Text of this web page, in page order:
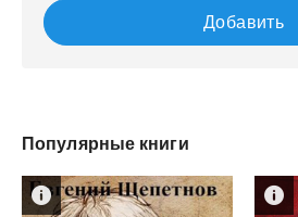
Добавить
Популярные книги